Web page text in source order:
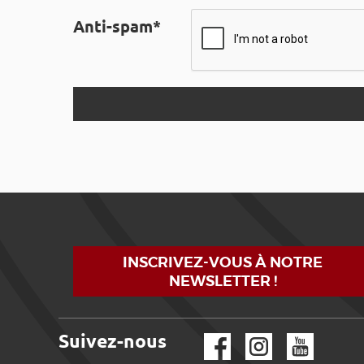
Anti-spam*
INSCRIVEZ-VOUS À NOTRE
NEWSLETTER !
Suivez-nous